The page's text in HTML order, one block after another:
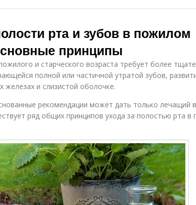
рта и зубов в пожилом
принципы
и старческого возраста требует более
полной или частичной утратой зубов,
железах и слизистой оболочке.
рекомендации может дать только лечащий
ряд общих принципов ухода за полостью рта в